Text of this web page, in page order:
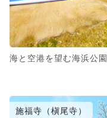
海と空港を望む海浜公園
施福寺（槇尾寺）